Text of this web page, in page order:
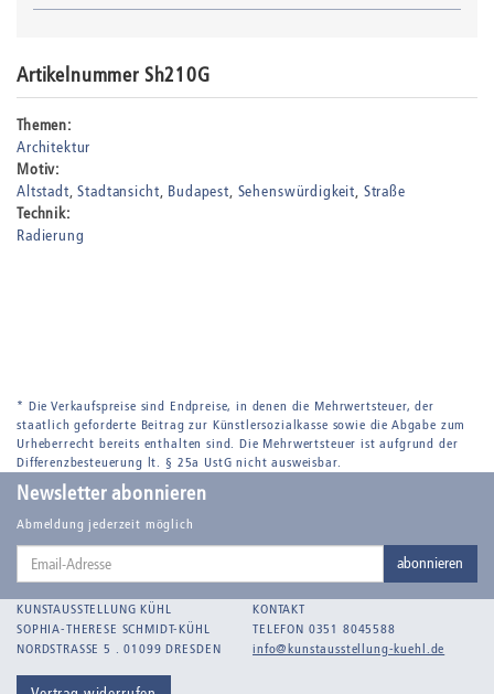
Artikelnummer Sh210G
Themen:
Architektur
Motiv:
Altstadt Stadtansicht Budapest Sehenswürdigkeit Straße
Technik:
Radierung
* Die Verkaufspreise sind Endpreise, in denen die Mehrwertsteuer, der
staatlich geforderte Beitrag zur Künstlersozialkasse sowie die Abgabe zum
Urheberrecht bereits enthalten sind. Die Mehrwertsteuer ist aufgrund der
Differenzbesteuerung lt. § 25a UstG nicht ausweisbar.
Newsletter abonnieren
Abmeldung jederzeit möglich
Email-
abonnieren
KUNSTAUSSTELLUNG KÜHL
SOPHIA-THERESE SCHMIDT-KÜHL
NORDSTRASSE 5 . 01099 DRESDEN
KONTAKT
TELEFON 0351 8045588
info@kunstausstellung-kuehl.de